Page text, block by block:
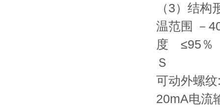
（3）结
温范围
度 ≤95
Ｓ 6、
可动外螺
20mA电流